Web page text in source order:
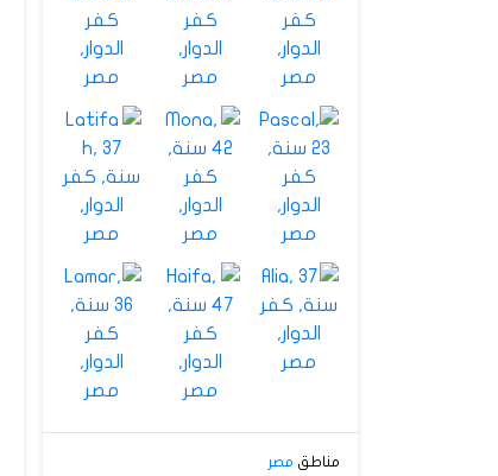
مناطق مصر